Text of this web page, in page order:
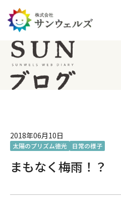
2018年06月10日
太陽のプリズム徳光 日常の様子
まもなく梅雨！？